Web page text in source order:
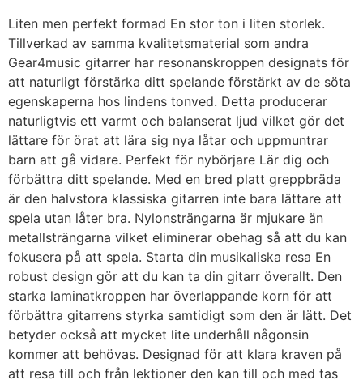
Liten men perfekt formad En stor ton i liten storlek.
Tillverkad av samma kvalitetsmaterial som andra
Gear4music gitarrer har resonanskroppen designats för
att naturligt förstärka ditt spelande förstärkt av de söta
egenskaperna hos lindens tonved. Detta producerar
naturligtvis ett varmt och balanserat ljud vilket gör det
lättare för örat att lära sig nya låtar och uppmuntrar
barn att gå vidare. Perfekt för nybörjare Lär dig och
förbättra ditt spelande. Med en bred platt greppbräda
är den halvstora klassiska gitarren inte bara lättare att
spela utan låter bra. Nylonsträngarna är mjukare än
metallsträngarna vilket eliminerar obehag så att du kan
fokusera på att spela. Starta din musikaliska resa En
robust design gör att du kan ta din gitarr överallt. Den
starka laminatkroppen har överlappande korn för att
förbättra gitarrens styrka samtidigt som den är lätt. Det
betyder också att mycket lite underhåll någonsin
kommer att behövas. Designad för att klara kraven på
att resa till och från lektioner den kan till och med tas